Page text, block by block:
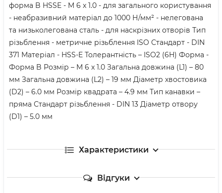
форма B HSSE - M 6 x 1.0 - для загального користування
- неабразивний матеріал до 1000 Н/мм² - нелегована
та низьколегована сталь - для наскрізних отворів Тип
різьблення - метричне різьблення ISO Стандарт - DIN
371 Матеріал - HSS-E Толерантність – ISO2 (6H) Форма -
Форма B Розмір – M 6 x 1.0 Загальна довжина (L1) – 80
мм Загальна довжина (L2) – 19 мм Діаметр хвостовика
(D2) – 6.0 мм Розмір квадрата – 4.9 мм Тип канавки –
пряма Стандарт різьблення - DIN 13 Діаметр отвору
(D1) – 5.0 мм
Характеристики
Відгуки